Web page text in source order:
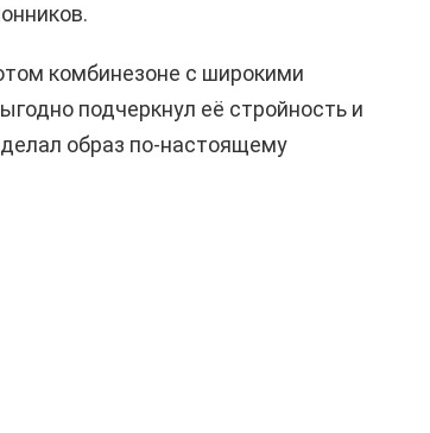
комбинезоне с широкими
подчеркнул её стройность и
образ по-настоящему